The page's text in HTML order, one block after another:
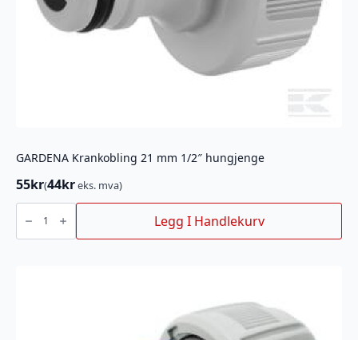
GARDENA Krankobling 21 mm 1/2″ hungjenge
55kr(44kreks. mva)
GARDENA
Krankobling
21
mm
Legg I Handlekurv